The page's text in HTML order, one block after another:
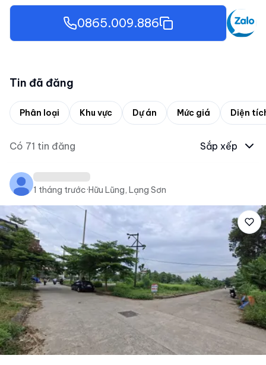
0865.009.886
Tin đã đăng
Phân loại Khu vực Dự án Mức giá Diện
Có 71 tin đăng Sắp xếp
1 tháng trước·Hữu Lũng, Lạng Sơn